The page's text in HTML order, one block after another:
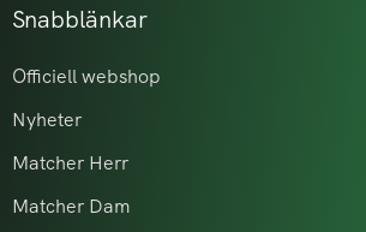
Snabblänkar
Officiell webshop
Nyheter
Matcher Herr
Matcher Dam